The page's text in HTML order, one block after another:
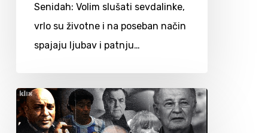
Senidah: Volim slušati sevdalinke,
vrlo su životne i na poseban način
spajaju ljubav i patnju…